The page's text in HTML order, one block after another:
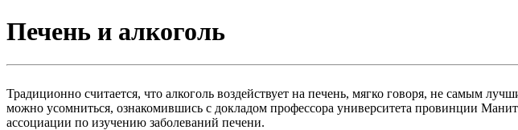
Печень и алкоголь
Традиционно считается, что алкоголь воздействует на печень, мягко говоря, не самым
можно усомниться, ознакомившись с докладом профессора университета провинции
ассоциации по изучению заболеваний печени.